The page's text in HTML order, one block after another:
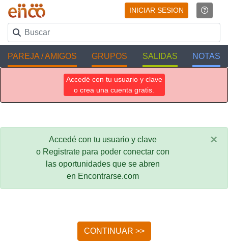
INICIAR SESION
PAREJA / AMIGOS GRUPOS SALIDAS NOTAS
Accedé con tu usuario y clave
o crea una cuenta gratis.
Accedé con tu usuario y clave
o Registrate para poder conectar con
las oportunidades que se abren
en Encontrarse.com
×
CONTINUAR >>